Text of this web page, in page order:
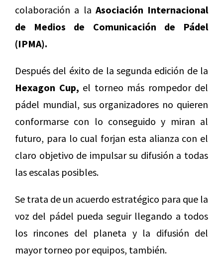
colaboración a la Asociación Internacional
de Medios de Comunicación de Pádel
(IPMA).
Después del éxito de la segunda edición de la
Hexagon Cup, el torneo más rompedor del
pádel mundial, sus organizadores no quieren
conformarse con lo conseguido y miran al
futuro, para lo cual forjan esta alianza con el
claro objetivo de impulsar su difusión a todas
las escalas posibles.
Se trata de un acuerdo estratégico para que la
voz del pádel pueda seguir llegando a todos
los rincones del planeta y la difusión del
mayor torneo por equipos, también.